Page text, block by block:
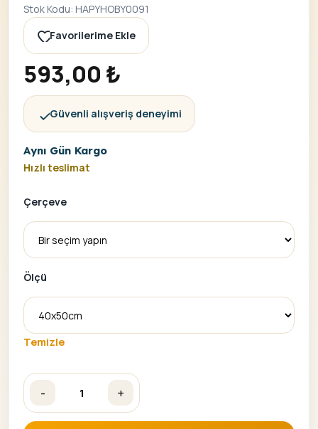
Stok Kodu: HAPYHOBY0091
Favorilerime Ekle
593,00 ₺
Güvenli alışveriş deneyimi
Aynı Gün Kargo
Hızlı teslimat
Çerçeve
Ölçü
Temizle
-
Beyaz Balerinler Sayılarla Boyama Seti adet
+